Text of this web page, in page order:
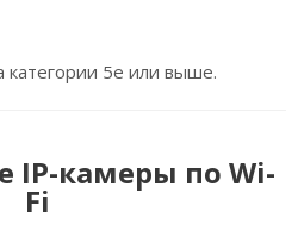
категории 5e или выше.
IP-камеры по Wi-
Fi